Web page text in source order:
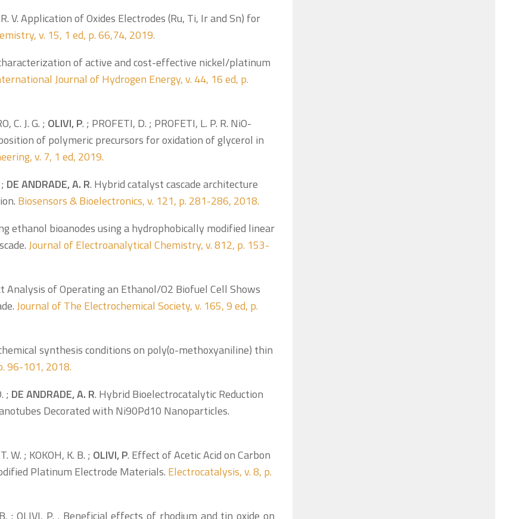
V. Application of Oxides Electrodes (Ru, Ti, Ir and Sn) for
v. 15, 1 ed, p. 66,74, 2019.
of active and cost-effective nickel/platinum
Journal of Hydrogen Energy, v. 44, 16 ed, p.
C. J. G. ; OLIVI, P. ; PROFETI, D. ; PROFETI, L. P. R. NiO-
of polymeric precursors for oxidation of glycerol in
v. 7, 1 ed, 2019.
DEANDRADE, A. R. Hybrid catalyst cascade architecture
Biosensors & Bioelectronics, v. 121, p. 281-286, 2018.
ethanol bioanodes using a hydrophobically modified linear
Journal of Electroanalytical Chemistry, v. 812, p. 153-
Analysis of Operating an Ethanol/O2 Biofuel Cell Shows
Journal of The Electrochemical Society, v. 165, 9 ed, p.
synthesis conditions on poly(o-methoxyaniline) thin
96-101, 2018.
; DEANDRADE, A. R. Hybrid Bioelectrocatalytic Reduction
Decorated with Ni90Pd10 Nanoparticles.
W. ; KOKOH, K. B. ; OLIVI, P. Effect of Acetic Acid on Carbon
Platinum Electrode Materials. Electrocatalysis, v. 8, p.